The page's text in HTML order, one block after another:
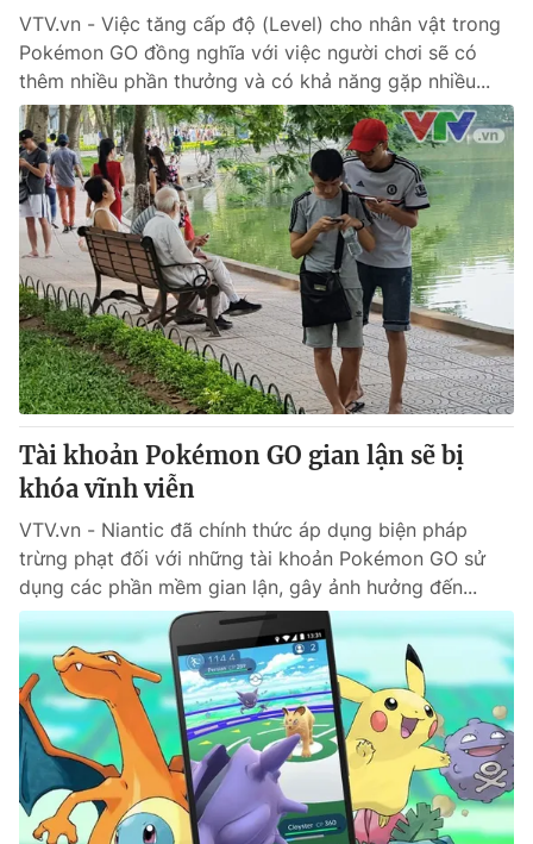
VTV.vn - Việc tăng cấp độ (Level) cho nhân vật trong
Pokémon GO đồng nghĩa với việc người chơi sẽ có
thêm nhiều phần thưởng và có khả năng gặp nhiều...
Tài khoản Pokémon GO gian lận sẽ bị
khóa vĩnh viễn
VTV.vn - Niantic đã chính thức áp dụng biện pháp
trừng phạt đối với những tài khoản Pokémon GO sử
dụng các phần mềm gian lận, gây ảnh hưởng đến...